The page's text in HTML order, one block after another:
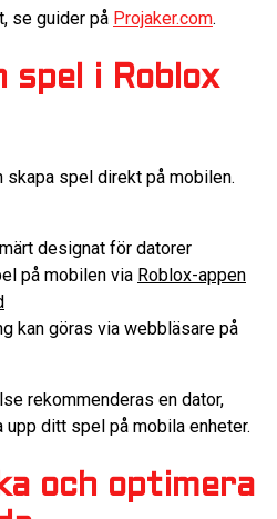
se guider på Projaker.com.
spel i Roblox
skapa spel direkt på mobilen.
designat för datorer
på mobilen via Roblox-appen
kan göras via webbläsare på
rekommenderas en dator,
upp ditt spel på mobila enheter.
och optimera